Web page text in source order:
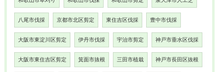
八尾市伐採 京都市北区剪定 東住吉区伐採 豊中市伐採
大阪市東淀川区剪定 伊丹市伐採 宇治市剪定 神戸市垂水区伐採
大阪市東住吉区剪定 箕面市抜根 三田市植栽 神戸市長田区抜根